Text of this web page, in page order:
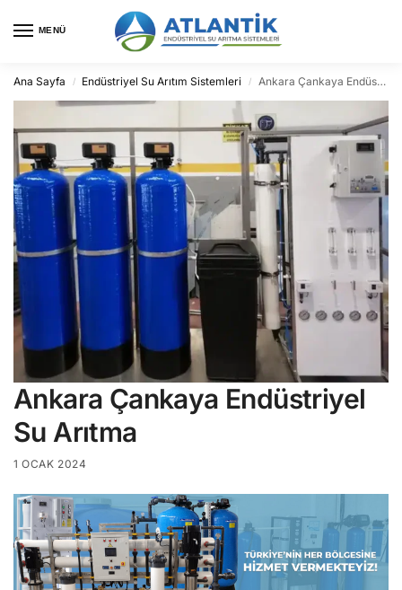
MENÜ
Ana Sayfa / Endüstriyel Su Arıtım Sistemleri / Ankara Çankaya Endüstriyel Su Arıtma
Ankara Çankaya Endüstriyel
Su Arıtma
1 OCAK 2024